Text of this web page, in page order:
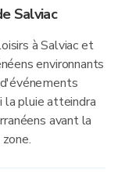
Salviac
à Salviac et
environnants
la pluie atteindra
avant la